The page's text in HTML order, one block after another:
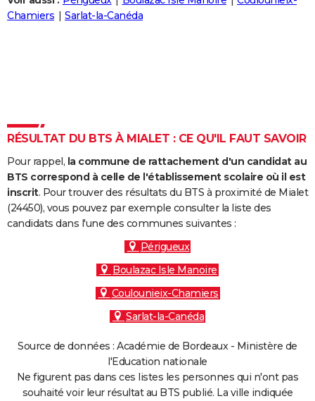
Destinations
City break
Voyage nature
Voyage de noces
Forum
Climat
+
PHOTO
Carte de Noël
Carte Bonne année
Carte Saint-Valentin
Carte Pâques
Carte d'anniversaire
DICTIONNAIRE
Dictionnaire
Biographies
Citations
Expressions
Proverbes
PROGRAMME TV
COPAINS D'AVANT
S'inscrire
Se connecter
Lycées
Collèges
Primaires
Universités
Entreprises
Service militaire
Avis de recherche
AVIS DE DÉCÈS
Chamiers
Sarlat-la-Canéda
RÉSULTAT DU BTS À MIALET : CE QU'IL FAUT SAVOIR
Pour rappel, la commune de rattachement d'un candidat au
BTS correspond à celle de l'établissement scolaire où il est
inscrit. Pour trouver des résultats du BTS à proximité de Mialet
(24450), vous pouvez par exemple consulter la liste des
candidats dans l'une des communes suivantes :
Périgueux
Boulazac Isle Manoire
Coulounieix-Chamiers
Sarlat-la-Canéda
Source de données : Académie de Bordeaux - Ministère de
l'Education nationale
Ne figurent pas dans ces listes les personnes qui n'ont pas
souhaité voir leur résultat au BTS publié. La ville indiquée